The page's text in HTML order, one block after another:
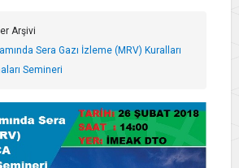
Arşivi
Sera Gazı İzleme (MRV) Kuralları
Semineri